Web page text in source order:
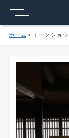
ホーム > トークショウ